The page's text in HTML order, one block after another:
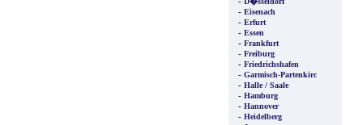
- Eisenach
- Erfurt
- Essen
- Frankfurt
- Freiburg
- Friedrichshafen
- Garmisch-Partenkirc
- Halle / Saale
- Hamburg
- Hannover
- Heidelberg